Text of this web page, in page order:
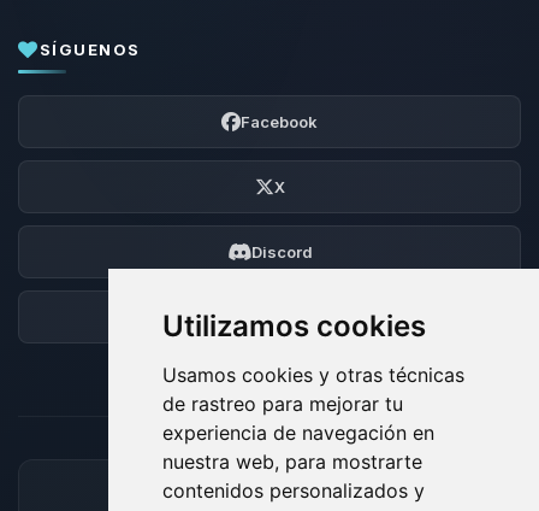
Utilizamos cookies
Usamos cookies y otras técnicas
de rastreo para mejorar tu
experiencia de navegación en
nuestra web, para mostrarte
contenidos personalizados y
SÍGUENOS
Facebook
X
Discord
Foro
MÉTODOS DE PAGO ACEPTADOS